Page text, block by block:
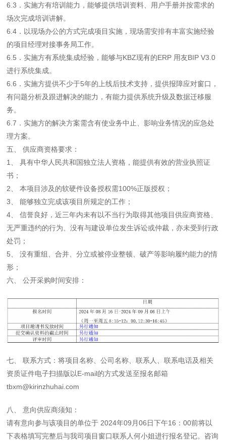
6.3．实施方有培训能力，能够提供培训资料、用户手册并按需求的
场次完成培训讲解。
6.4．以现场办公的方式完成项目实施，现场需安排有丰富实施经验
的项目经理对接事务局工作。
6.5．实施方有系统集成经验，能够与KBZ现有的ERP 用友BIP V3.0
进行系统集成。
6.6．实施方提供不少于5年的上线后技术支持，提供报障应对窗口，
有问题分析及跟进解决的能力，有能力提供系统升级及数据迁移服
务。
6.7．实施方的解决方案需含有使业务中止、影响业务情况的应急处
理方案。
五、 供应商资格要求：
1、 具有中华人民共和国独立法人资格，能提供有效的营业执照证
书；
2、 本项目涉及的软硬件设备授权需100%正版授权；
3、 能够独立完成该项目所规定的工作；
4、 信誉良好，近三年内未有以不当行为取得其他项目供应商资格、
无严重违约的行为、没有与建设单位发生诉讼或仲裁，亦未受到行政
处罚；
5、 没有重组、合并、分立或被停业整顿、破产等影响履约能力的情
形；
六、 公开采购时间安排：
七、 联系方式：将项目名称、公司名称、联系人、联系电话及相关
资质证件电子扫描版以E-mail的方式发送至报名邮箱
tbxm@kirinzhuhai.com
八、 意向供应商须知：
请有意向参与该项目的单位于 2024年09月06日下午16：00前将以
下表格填写完整后与我司项目窗口联系人何小姐进行报名登记。咨询